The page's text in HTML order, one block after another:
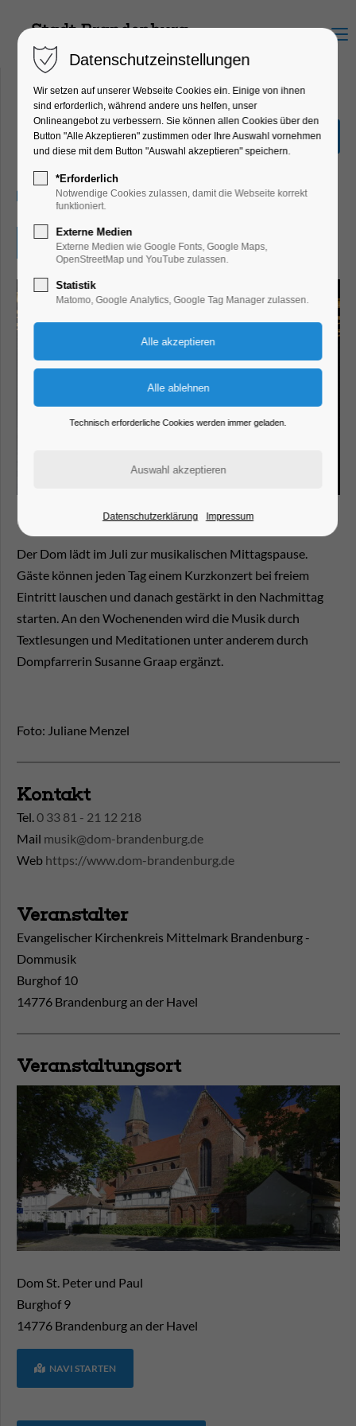
Menu
Mittagsklang
Konzert, Musik
07.07.2025, 13:30
Eintritt frei
Der Dom lädt im Juli zur musikalischen Mittagspause.
Gäste können jeden Tag einem Kurzkonzert bei freiem
Eintritt lauschen und danach gestärkt in den Nachmittag
starten. An den Wochenenden wird die Musik durch
Textlesungen und Meditationen unter anderem durch
Dompfarrerin Susanne Graap ergänzt.
Foto: Juliane Menzel
Kontakt
Tel.0 33 81 - 21 12 218
Mail musik@dom-brandenburg.de
Web https://www.dom-brandenburg.de
Veranstalter
Evangelischer Kirchenkreis Mittelmark Brandenburg -
Dommusik
Burghof 10
14776 Brandenburg an der Havel
Veranstaltungsort
Dom St. Peter und Paul
Burghof 9
14776 Brandenburg an der Havel
NAVI STARTEN
Datenschutzeinstellungen
Wir setzen auf unserer Webseite Cookies ein. Einige von ihnen
sind erforderlich, während andere uns helfen, unser
Onlineangebot zu verbessern. Sie können allen Cookies über den
Button "Alle Akzeptieren" zustimmen oder Ihre Auswahl vornehmen
und diese mit dem Button "Auswahl akzeptieren" speichern.
*Erforderlich
Notwendige Cookies zulassen, damit die Webseite korrekt
funktioniert.
Externe Medien
Externe Medien wie Google Fonts, Google Maps,
OpenStreetMap und YouTube zulassen.
Statistik
Matomo, Google Analytics, Google Tag Manager zulassen.
Technisch erforderliche Cookies werden immer geladen.
Datenschutzerklärung Impressum